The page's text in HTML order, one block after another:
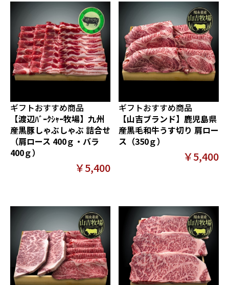
ギフトおすすめ商品
【渡辺ﾊﾞｰｸｼｬｰ牧場】九州
産黒豚しゃぶしゃぶ 詰合せ
（肩ロース 400ｇ・バラ
400ｇ）
￥5,400
ギフトおすすめ商品
【山吉ブランド】鹿児島県
産黒毛和牛うす切り 肩ロー
ス（350ｇ）
￥5,400